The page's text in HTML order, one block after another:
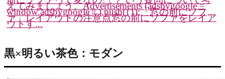
えてみましょう。Advertisements (adsbygoogle =
window.adsbygoogle || ).push({});「窓の前にソフ
ァ」レイアウトの注意点窓の前にソファをレイア
ウトす...
黒×明るい茶色：モダン